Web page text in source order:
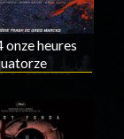
onze heures